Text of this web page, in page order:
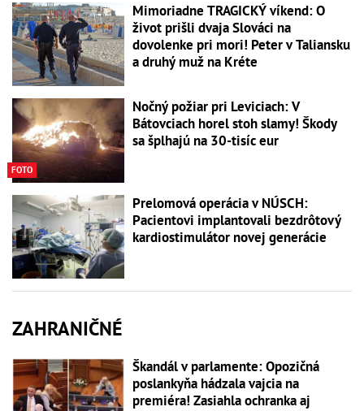
Mimoriadne TRAGICKÝ víkend: O
život prišli dvaja Slováci na
dovolenke pri mori! Peter v Taliansku
a druhý muž na Kréte
FOTO
Nočný požiar pri Leviciach: V
Bátovciach horel stoh slamy! Škody
sa šplhajú na 30-tisíc eur
Prelomová operácia v NÚSCH:
Pacientovi implantovali bezdrôtový
kardiostimulátor novej generácie
ZAHRANIČNÉ
Škandál v parlamente: Opozičná
poslankyňa hádzala vajcia na
premiéra! Zasiahla ochranka aj